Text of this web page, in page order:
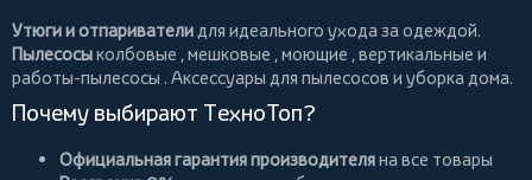
Утюги и отпаривателидля идеального ухода за одеждой.
Пылесосыколбовые ,мешковые ,моющие ,вертикальные и
работы-пылесосы . Аксессуары для пылесосов и уборка дома.
Почему выбирают ТехноТоп?
Официальная гарантия производителяна все товары